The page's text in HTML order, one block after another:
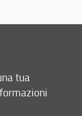
tua